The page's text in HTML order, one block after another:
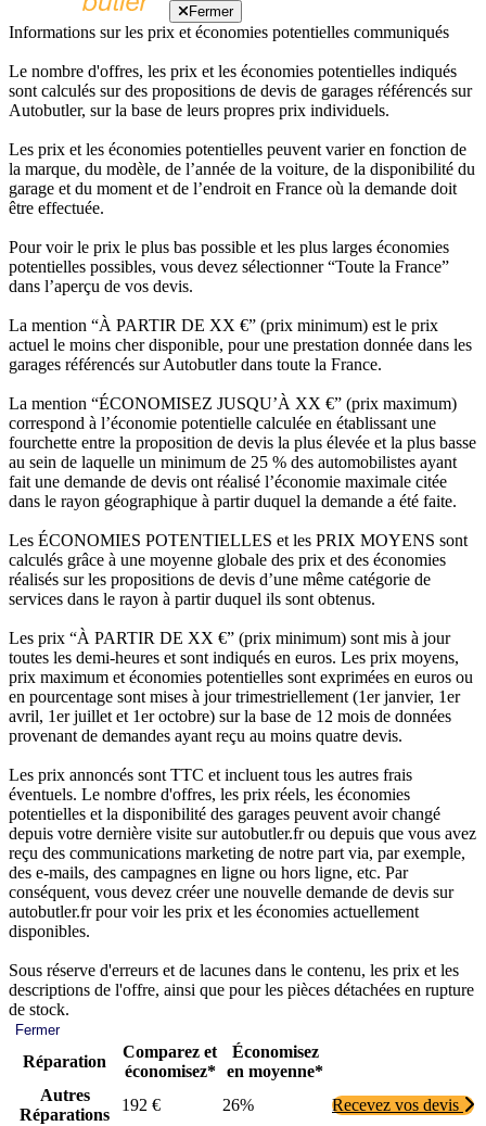
Fermer
Informations sur les prix et économies potentielles communiqués
Le nombre d'offres, les prix et les économies potentielles indiqués
sont calculés sur des propositions de devis de garages référencés sur
Autobutler, sur la base de leurs propres prix individuels.
Les prix et les économies potentielles peuvent varier en fonction de
la marque, du modèle, de l’année de la voiture, de la disponibilité du
garage et du moment et de l’endroit en France où la demande doit
être effectuée.
Pour voir le prix le plus bas possible et les plus larges économies
potentielles possibles, vous devez sélectionner “Toute la France”
dans l’aperçu de vos devis.
La mention “À PARTIR DE XX €” (prix minimum) est le prix
actuel le moins cher disponible, pour une prestation donnée dans les
garages référencés sur Autobutler dans toute la France.
La mention “ÉCONOMISEZ JUSQU’À XX €” (prix maximum)
correspond à l’économie potentielle calculée en établissant une
fourchette entre la proposition de devis la plus élevée et la plus basse
au sein de laquelle un minimum de 25 % des automobilistes ayant
fait une demande de devis ont réalisé l’économie maximale citée
dans le rayon géographique à partir duquel la demande a été faite.
Les ÉCONOMIES POTENTIELLES et les PRIX MOYENS sont
calculés grâce à une moyenne globale des prix et des économies
réalisés sur les propositions de devis d’une même catégorie de
services dans le rayon à partir duquel ils sont obtenus.
Les prix “À PARTIR DE XX €” (prix minimum) sont mis à jour
toutes les demi-heures et sont indiqués en euros. Les prix moyens,
prix maximum et économies potentielles sont exprimées en euros ou
en pourcentage sont mises à jour trimestriellement (1er janvier, 1er
avril, 1er juillet et 1er octobre) sur la base de 12 mois de données
provenant de demandes ayant reçu au moins quatre devis.
Les prix annoncés sont TTC et incluent tous les autres frais
éventuels. Le nombre d'offres, les prix réels, les économies
potentielles et la disponibilité des garages peuvent avoir changé
depuis votre dernière visite sur autobutler.fr ou depuis que vous avez
reçu des communications marketing de notre part via, par exemple,
des e-mails, des campagnes en ligne ou hors ligne, etc. Par
conséquent, vous devez créer une nouvelle demande de devis sur
autobutler.fr pour voir les prix et les économies actuellement
disponibles.
Sous réserve d'erreurs et de lacunes dans le contenu, les prix et les
descriptions de l'offre, ainsi que pour les pièces détachées en rupture
de stock.
Fermer
Réparation
Comparez et
économisez*
Économisez
en moyenne*
Autres
Réparations
192 € 26%
Recevez vos devis